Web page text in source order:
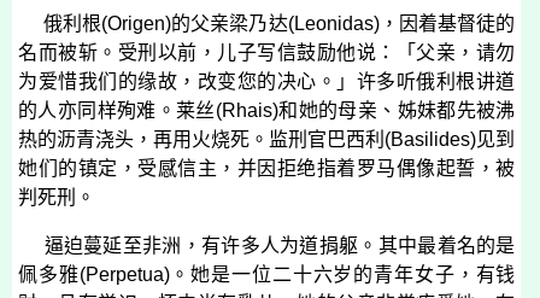
俄利根(Origen)的父亲梁乃达(Leonidas)，因着基督徒的
名而被斩。受刑以前，儿子写信鼓励他说：「父亲，请勿
为爱惜我们的缘故，改变您的决心。」许多听俄利根讲道
的人亦同样殉难。莱丝(Rhais)和她的母亲、姊妹都先被沸
热的沥青浇头，再用火烧死。监刑官巴西利 (Basilides)见到
她们的镇定，受感信主，并因拒绝指着罗马偶像起誓，被
判死刑。
逼迫蔓延至非洲，有许多人为道捐躯。其中最着名的是
佩多雅(Perpetua)。她是一位二十六岁的青年女子，有钱